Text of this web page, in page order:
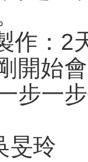
作：2
開始
步一
旻玲